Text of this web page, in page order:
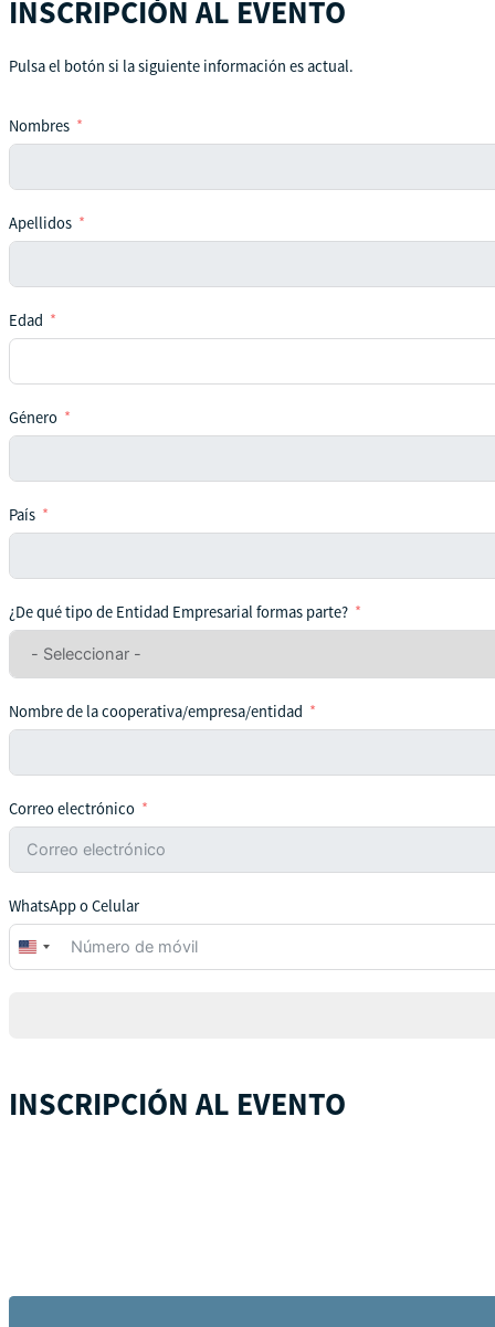
INSCRIPCIÓN AL EVENTO
Pulsa el botón si la siguiente información es actual.
Nombres
Apellidos
Edad
Género
País
¿De qué tipo de Entidad Empresarial formas parte?
Nombre de la cooperativa/empresa/entidad
Correo electrónico
WhatsApp o Celular
United
States
INSCRIPCIÓN AL EVENTO